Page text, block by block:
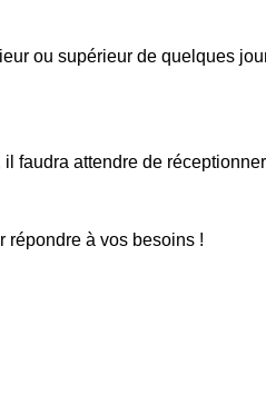
ou supérieur de quelques
faudra attendre de
répondre à vos besoins !